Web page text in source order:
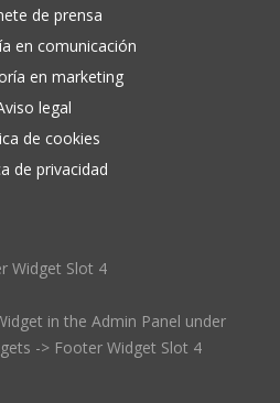
de prensa
en comunicación
en marketing
legal
de cookies
de privacidad
Widget Slot 4
in the Admin Panel under
-> Footer Widget Slot 4